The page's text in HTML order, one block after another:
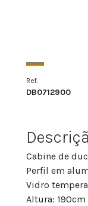
Ref.
DB0712900
Cabine de
Perfil em
Vidro
Altura: 190cm